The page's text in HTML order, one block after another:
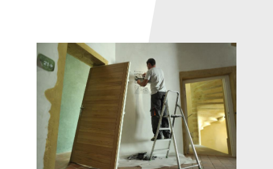
Salle du Musée d'Histoire de Lyon vers 1940-1950 - ©
Gadagne